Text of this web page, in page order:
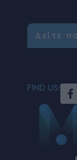
Δείτε
FIND US: